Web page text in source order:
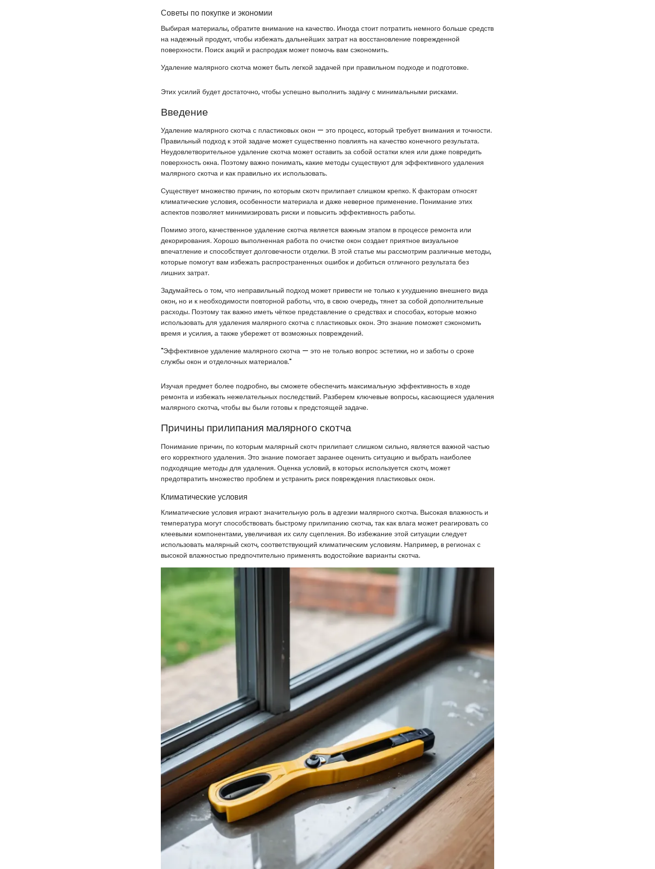
Советы по покупке и экономии
Выбирая материалы, обратите внимание на качество. Иногда стоит потратить немного больше средств
на надежный продукт, чтобы избежать дальнейших затрат на восстановление поврежденной
поверхности. Поиск акций и распродаж может помочь вам сэкономить.
Удаление малярного скотча может быть легкой задачей при правильном подходе и подготовке.
Этих усилий будет достаточно, чтобы успешно выполнить задачу с минимальными рисками.
Введение
Удаление малярного скотча с пластиковых окон — это процесс, который требует внимания и точности.
Правильный подход к этой задаче может существенно повлиять на качество конечного результата.
Неудовлетворительное удаление скотча может оставить за собой остатки клея или даже повредить
поверхность окна. Поэтому важно понимать, какие методы существуют для эффективного удаления
малярного скотча и как правильно их использовать.
Существует множество причин, по которым скотч прилипает слишком крепко. К факторам относят
климатические условия, особенности материала и даже неверное применение. Понимание этих
аспектов позволяет минимизировать риски и повысить эффективность работы.
Помимо этого, качественное удаление скотча является важным этапом в процессе ремонта или
декорирования. Хорошо выполненная работа по очистке окон создает приятное визуальное
впечатление и способствует долговечности отделки. В этой статье мы рассмотрим различные методы,
которые помогут вам избежать распространенных ошибок и добиться отличного результата без
лишних затрат.
Задумайтесь о том, что неправильный подход может привести не только к ухудшению внешнего вида
окон, но и к необходимости повторной работы, что, в свою очередь, тянет за собой дополнительные
расходы. Поэтому так важно иметь чёткое представление о средствах и способах, которые можно
использовать для удаления малярного скотча с пластиковых окон. Это знание поможет сэкономить
время и усилия, а также убережет от возможных повреждений.
"Эффективное удаление малярного скотча — это не только вопрос эстетики, но и заботы о сроке
службы окон и отделочных материалов."
Изучая предмет более подробно, вы сможете обеспечить максимальную эффективность в ходе
ремонта и избежать нежелательных последствий. Разберем ключевые вопросы, касающиеся удаления
малярного скотча, чтобы вы были готовы к предстоящей задаче.
Причины прилипания малярного скотча
Понимание причин, по которым малярный скотч прилипает слишком сильно, является важной частью
его корректного удаления. Это знание помогает заранее оценить ситуацию и выбрать наиболее
подходящие методы для удаления. Оценка условий, в которых используется скотч, может
предотвратить множество проблем и устранить риск повреждения пластиковых окон.
Климатические условия
Климатические условия играют значительную роль в адгезии малярного скотча. Высокая влажность и
температура могут способствовать быстрому прилипанию скотча, так как влага может реагировать со
клеевыми компонентами, увеличивая их силу сцепления. Во избежание этой ситуации следует
использовать малярный скотч, соответствующий климатическим условиям. Например, в регионах с
высокой влажностью предпочтительно применять водостойкие варианты скотча.